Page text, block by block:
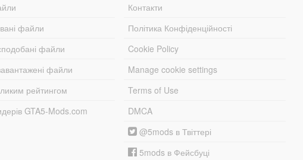
файли
файли
файли
рейтингом
GTA5-Mods.com
Контакти
Політика Конфіденційності
Cookie Policy
Manage cookie settings
Terms of Use
DMCA
@5mods в Твіттері
5mods в Фейсбуці